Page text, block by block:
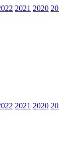
2021 2020
2021 2020